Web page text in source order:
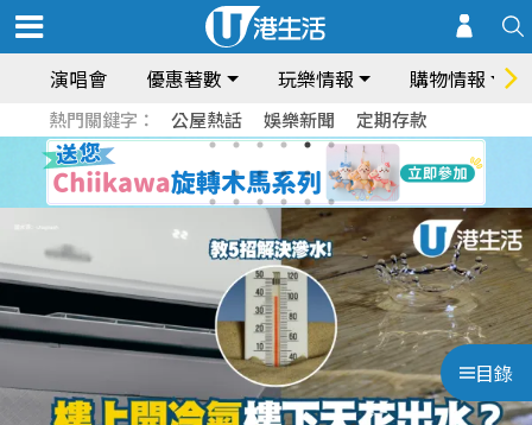
演唱會 優惠著數 玩樂情報 購物情報
熱門關鍵字： 公屋熱話 娛樂新聞 定期存款
目錄